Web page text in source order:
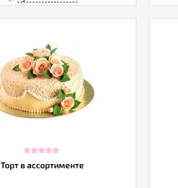
Торт в ассортименте